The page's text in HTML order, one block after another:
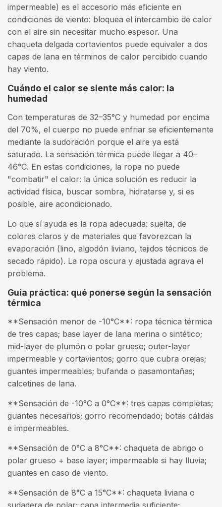
impermeable) es el accesorio más eficiente en
condiciones de viento: bloquea el intercambio de calor
con el aire sin necesitar mucho espesor. Una
chaqueta delgada cortavientos puede equivaler a dos
capas de lana en términos de calor percibido cuando
hay viento.
Cuándo el calor se siente más calor: la
humedad
Con temperaturas de 32–35°C y humedad por encima
del 70%, el cuerpo no puede enfriar se eficientemente
mediante la sudoración porque el aire ya está
saturado. La sensación térmica puede llegar a 40–
46°C. En estas condiciones, la ropa no puede
"combatir" el calor: la única solución es reducir la
actividad física, buscar sombra, hidratarse y, si es
posible, aire acondicionado.
Lo que sí ayuda es la ropa adecuada: suelta, de
colores claros y de materiales que favorezcan la
evaporación (lino, algodón liviano, tejidos técnicos de
secado rápido). La ropa oscura y ajustada agrava el
problema.
Guía práctica: qué ponerse según la sensación
térmica
**Sensación menor de -10°C**: ropa técnica térmica
de tres capas; base layer de lana merina o sintético;
mid-layer de plumón o polar grueso; outer-layer
impermeable y cortavientos; gorro que cubra orejas;
guantes impermeables; bufanda o pasamontañas;
calcetines de lana.
**Sensación de -10°C a 0°C**: tres capas completas;
guantes necesarios; gorro recomendado; botas cálidas
e impermeables.
**Sensación de 0°C a 8°C**: chaqueta de abrigo o
polar grueso + base layer; impermeable si hay lluvia;
guantes en caso de viento.
**Sensación de 8°C a 15°C**: chaqueta liviana o
sudadera de polar; capa intermedia suficiente;